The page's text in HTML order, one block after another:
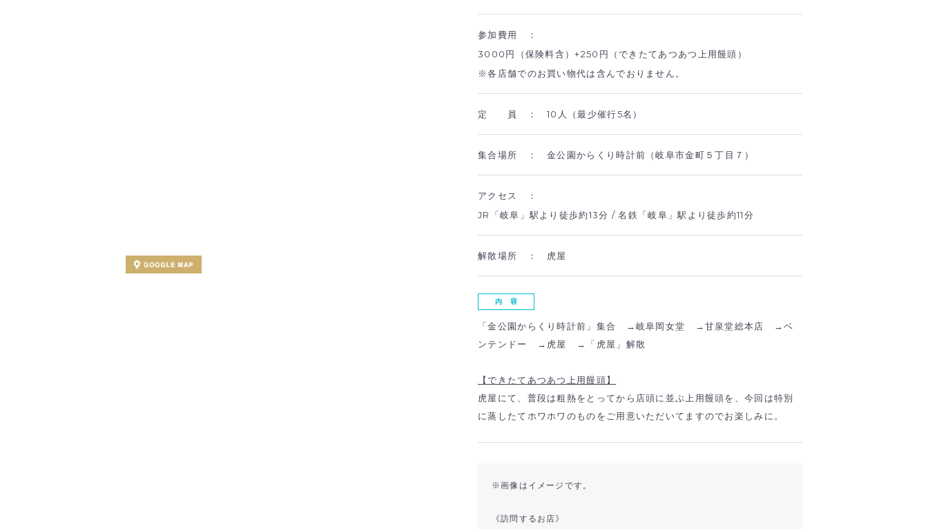
参加費用 ：
3000円（保険料含）+250円（できたてあつあつ上用饅頭）
※各店舗でのお買い物代は含んでおりません。
定 員 ：10人（最少催行5名）
集合場所 ：金公園からくり時計前（岐阜市金町５丁目７）
アクセス ：
JR「岐阜」駅より徒歩約13分 / 名鉄「岐阜」駅より徒歩約11分
解散場所 ： 虎屋
内 容
「金公園からくり時計前」集合 →岐阜岡女堂 →甘泉堂総本店 →ベ
ンテンドー →虎屋 →「虎屋」解散
【できたてあつあつ上用饅頭】
虎屋にて、普段は粗熱をとってから店頭に並ぶ上用饅頭を、今回は特別
に蒸したてホワホワのものをご用意いただいてますのでお楽しみに。
※画像はイメージです。
《訪問するお店》